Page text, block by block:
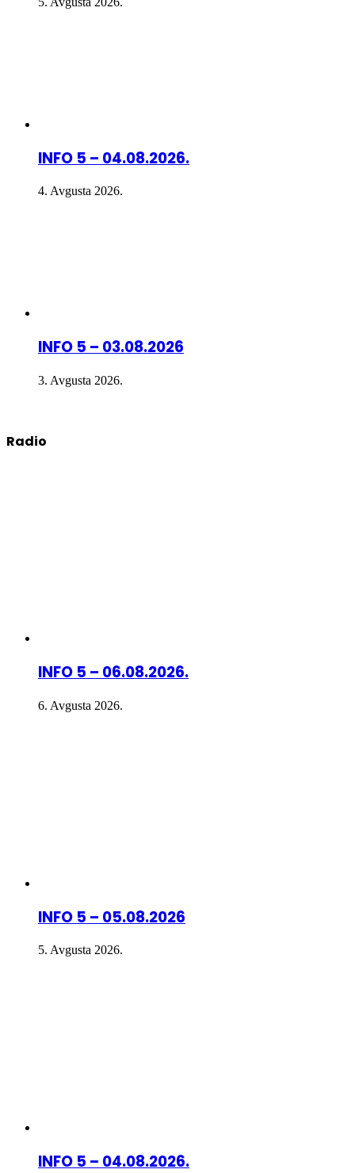
INFO 5 – 04.08.2026.
4. Avgusta 2026.
INFO 5 – 03.08.2026
3. Avgusta 2026.
Radio
INFO 5 – 06.08.2026.
6. Avgusta 2026.
INFO 5 – 05.08.2026
5. Avgusta 2026.
INFO 5 – 04.08.2026.